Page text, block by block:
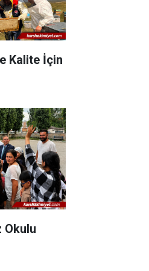
Kalite İçin
Okulu